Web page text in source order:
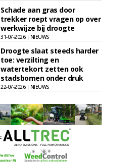
Schade aan gras door
trekker roept vragen op over
werkwijze bij droogte
31-07-2026 | NIEUWS
Droogte slaat steeds harder
toe: verzilting en
watertekort zetten ook
stadsbomen onder druk
22-07-2026 | NIEUWS